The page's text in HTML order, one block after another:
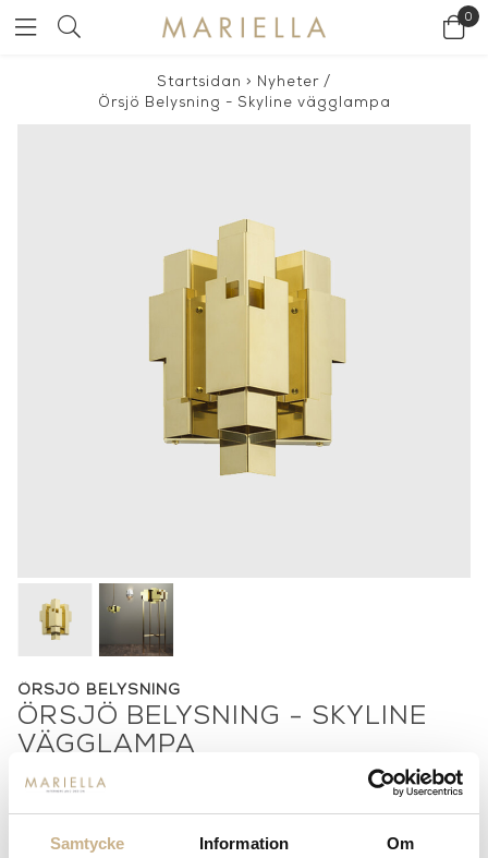
Samtycke Information Om
0
Startsidan > Nyheter /
Örsjö Belysning - Skyline vägglampa
ÖRSJÖ BELYSNING
ÖRSJÖ BELYSNING - SKYLINE
VÄGGLAMPA
9.150